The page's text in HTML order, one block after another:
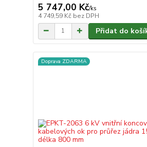
5 747,00 Kč/ks
4 749,59 Kč bez DPH
Přidat do
Doprava ZDARMA